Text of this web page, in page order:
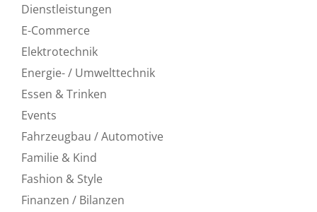
Dienstleistungen
E-Commerce
Elektrotechnik
Energie- / Umwelttechnik
Essen & Trinken
Events
Fahrzeugbau / Automotive
Familie & Kind
Fashion & Style
Finanzen / Bilanzen